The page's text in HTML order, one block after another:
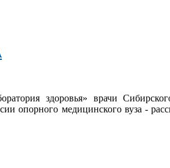
здоровья» врачи
опорного медицинского вуза -